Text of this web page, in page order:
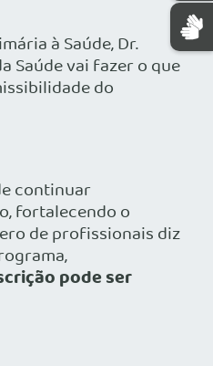
à Saúde, Dr.
Saúde vai fazer o que
do
continuar
fortalecendo o
de profissionais diz
pode ser